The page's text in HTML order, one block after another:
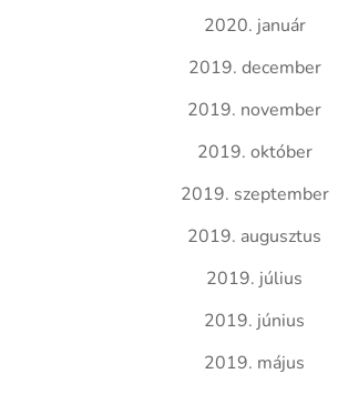
2020. január
2019. december
2019. november
2019. október
2019. szeptember
2019. augusztus
2019. július
2019. június
2019. május